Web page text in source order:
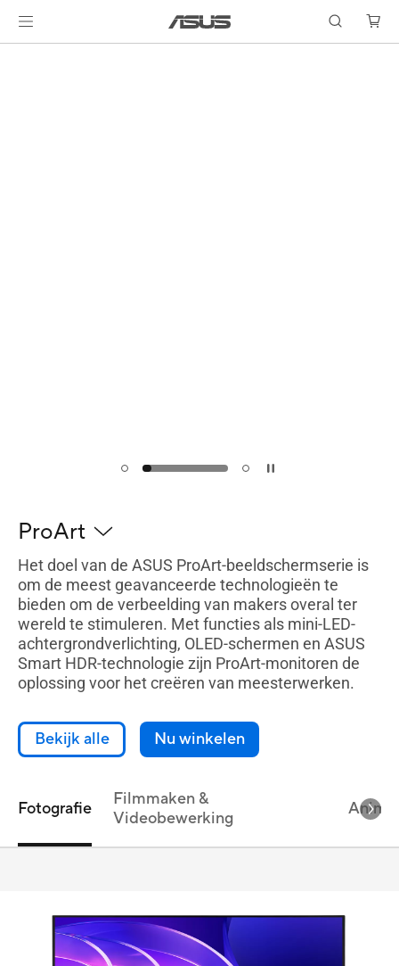
ProArt
Het doel van de ASUS ProArt-beeldschermserie is
om de meest geavanceerde technologieën te
bieden om de verbeelding van makers overal ter
wereld te stimuleren. Met functies als mini-LED-
achtergrondverlichting, OLED-schermen en ASUS
Smart HDR-technologie zijn ProArt-monitoren de
oplossing voor het creëren van meesterwerken.
Bekijk alle Nu winkelen
Fotografie
Filmmaken &
Videobewerking